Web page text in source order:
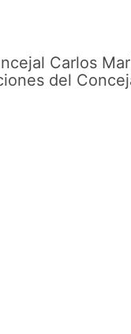
Carlos
del